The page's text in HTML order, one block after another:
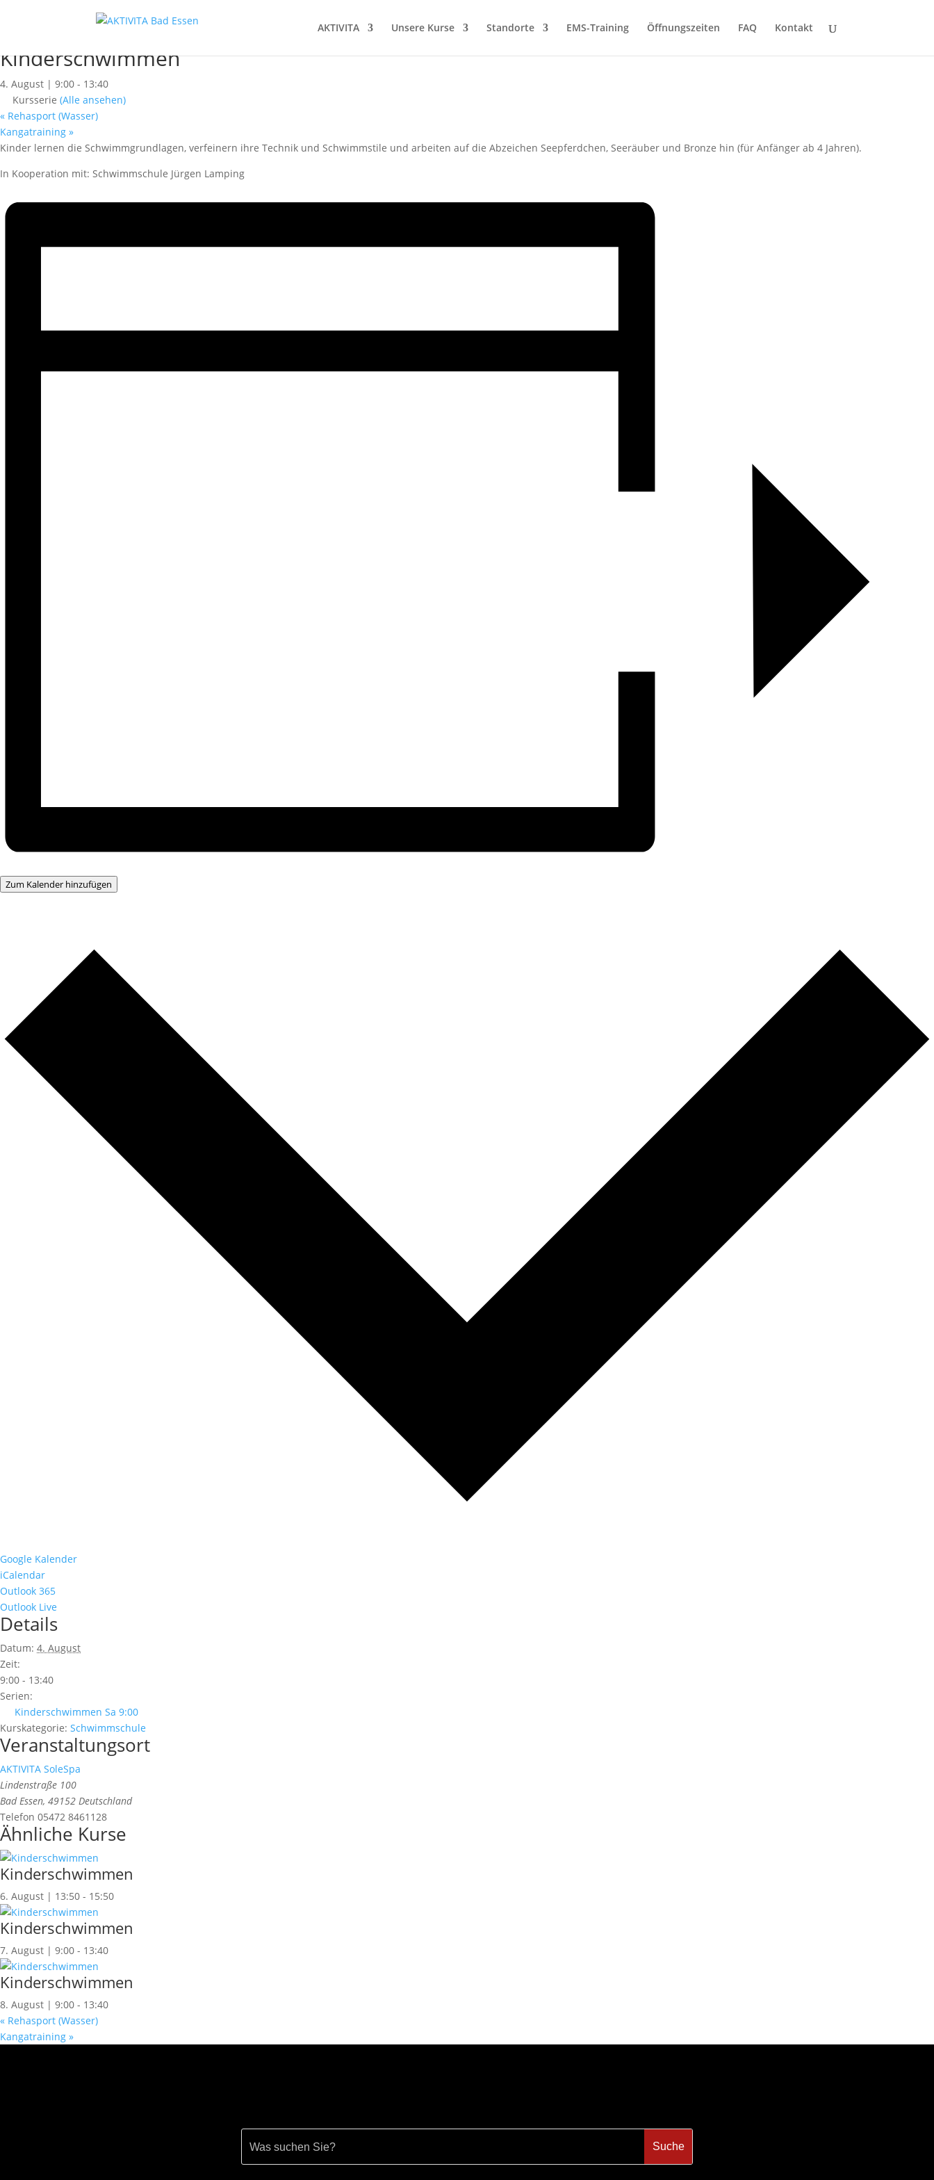
AKTIVITA Unsere Kurse Standorte EMS-Training Öffnungszeiten FAQ Kontakt
Kinderschwimmen
4. August | 9:00 - 13:40
Kursserie (Alle ansehen)
« Rehasport (Wasser)
Kangatraining »
Kinder lernen die Schwimmgrundlagen, verfeinern ihre Technik und Schwimmstile und arbeiten auf die Abzeichen Seepferdchen, Seeräuber und Bronze hin (für Anfänger ab 4 Jahren).
In Kooperation mit: Schwimmschule Jürgen Lamping
Zum Kalender hinzufügen
Google Kalender
iCalendar
Outlook 365
Outlook Live
Details
Datum: 4. August
Zeit:
9:00 - 13:40
Serien:
Kinderschwimmen Sa 9:00
Kurskategorie: Schwimmschule
Veranstaltungsort
AKTIVITA SoleSpa
Lindenstraße 100
Bad Essen, 49152 Deutschland
Telefon 05472 8461128
Ähnliche Kurse
Kinderschwimmen
6. August | 13:50 - 15:50
Kinderschwimmen
7. August | 9:00 - 13:40
Kinderschwimmen
8. August | 9:00 - 13:40
« Rehasport (Wasser)
Kangatraining »